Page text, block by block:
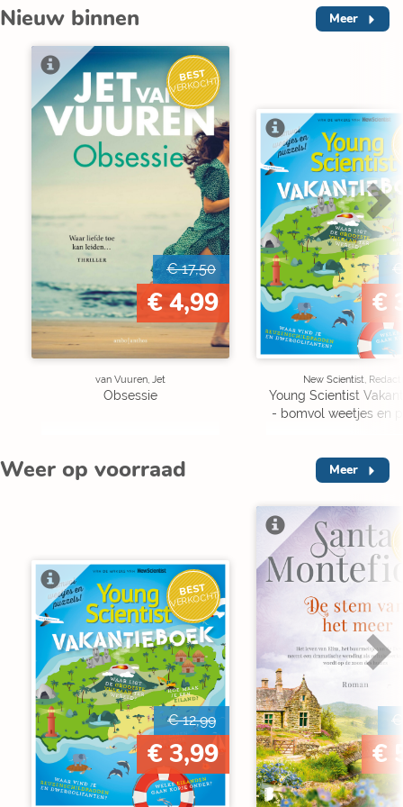
Nieuw binnen Meer
BEST
VERKOCHT
€ 17,50
€ 4,99
van Vuuren, Jet
Obsessie
€
New Scientist,
Young Scientist
- bomvol weetjes en
Weer op voorraad Meer
BEST
VERKOCHT
€ 12,99
€ 3,99
€
€